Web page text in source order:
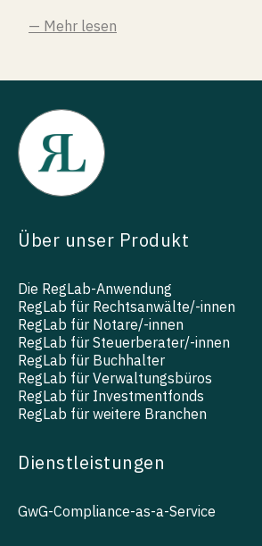
— Mehr lesen
Über unser Produkt
Die RegLab-Anwendung
RegLab für Rechtsanwälte/-innen
RegLab für Notare/-innen
RegLab für Steuerberater/-innen
RegLab für Buchhalter
RegLab für Verwaltungsbüros
RegLab für Investmentfonds
RegLab für weitere Branchen
Dienstleistungen
GwG-Compliance-as-a-Service